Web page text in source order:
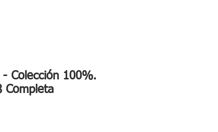
- Colección 100%.
Completa